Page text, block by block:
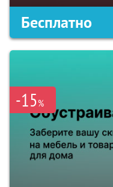
Бесплатно
-15%